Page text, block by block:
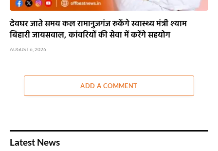
देवघर जाते समय कल रामानुजगंज रुकेंगे स्वास्थ्य मंत्री श्याम
बिहारी जायसवाल, कांवरियों की सेवा में करेंगे सहयोग
AUGUST 6, 2026
ADD A COMMENT
Latest News